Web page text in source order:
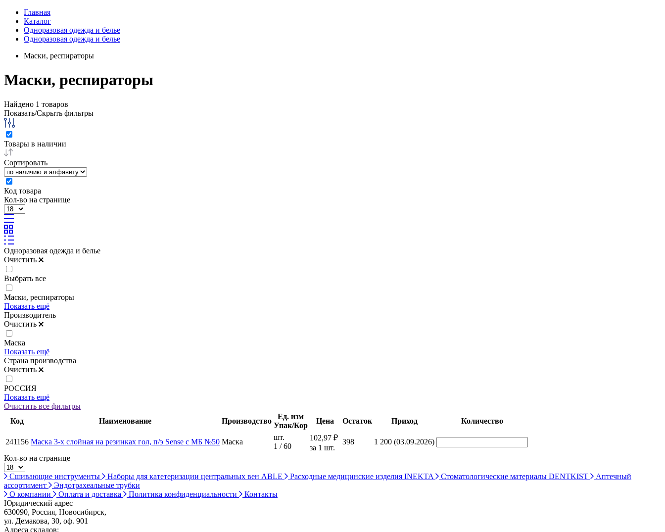
Главная
Каталог
Одноразовая одежда и белье
Одноразовая одежда и белье
Маски, респираторы
Маски, респираторы
Найдено 1 товаров
Показать/Скрыть фильтры
Товары в наличии
Сортировать
Код товара
Кол-во на странице
Одноразовая одежда и белье
Очистить
Выбрать все
Маски, респираторы
Показать ещё
Производитель
Очистить
Маска
Показать ещё
Страна производства
Очистить
РОССИЯ
Показать ещё
Очистить все фильтры
Код
Наименование Производство
Ед. изм
Упак/Кор
Цена Остаток Приход Количество
241156 Маска 3-х слойная на резинках гол, п/э Sense с МБ №50 Маска
шт.
1 / 60
102,97 ₽
за 1 шт.
398
1 200 (03.09.2026)
Кол-во на странице
Сшивающие инструменты Наборы для катетеризации центральных вен ABLE Расходные медицинские изделия INEKTA Стоматологические материалы DENTKIST
Аптечный
ассортимент
Эндотрахеальные трубки
О компании
Оплата и доставка Политика конфиденциальности
Контакты
Юридический адрес
630090, Россия, Новосибирск,
ул. Демакова, 30, оф. 901
Адреса складов: